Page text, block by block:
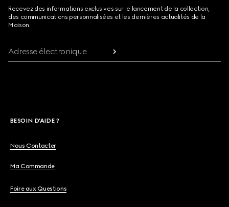
Recevez des informations exclusives sur le lancement de la collection,
des communications personnalisées et les dernières actualités de la
Maison.
Adresse électronique
BESOIN D'AIDE ?
Nous Contacter
Ma Commande
Foire aux Questions